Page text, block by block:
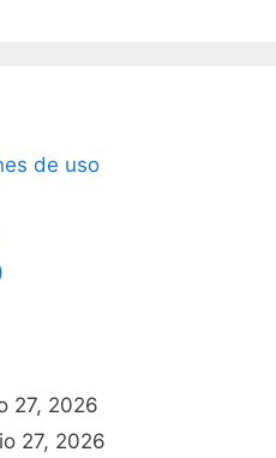
de uso
27, 2026
27, 2026